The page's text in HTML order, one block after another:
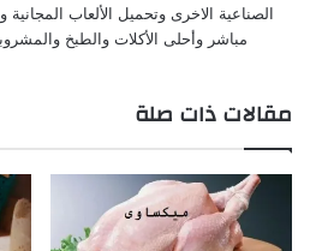
الصناعية الاخرى وتحميل الألعاب
مباشر وأحلى الأكلات والطبخ
مقالات ذات صلة